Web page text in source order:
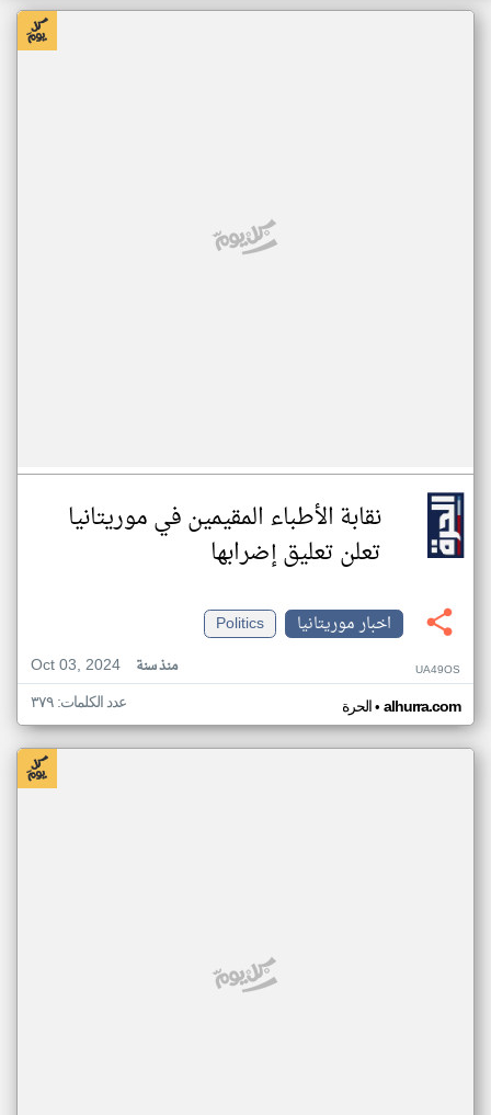
نقابة الأطباء المقيمين في موريتانيا
تعلن تعليق إضرابها
اخبار موريتانيا
Politics
Oct 03, 2024
منذ سنة UA49OS
الحرة• alhurra.com عدد الكلمات: ٣٧٩